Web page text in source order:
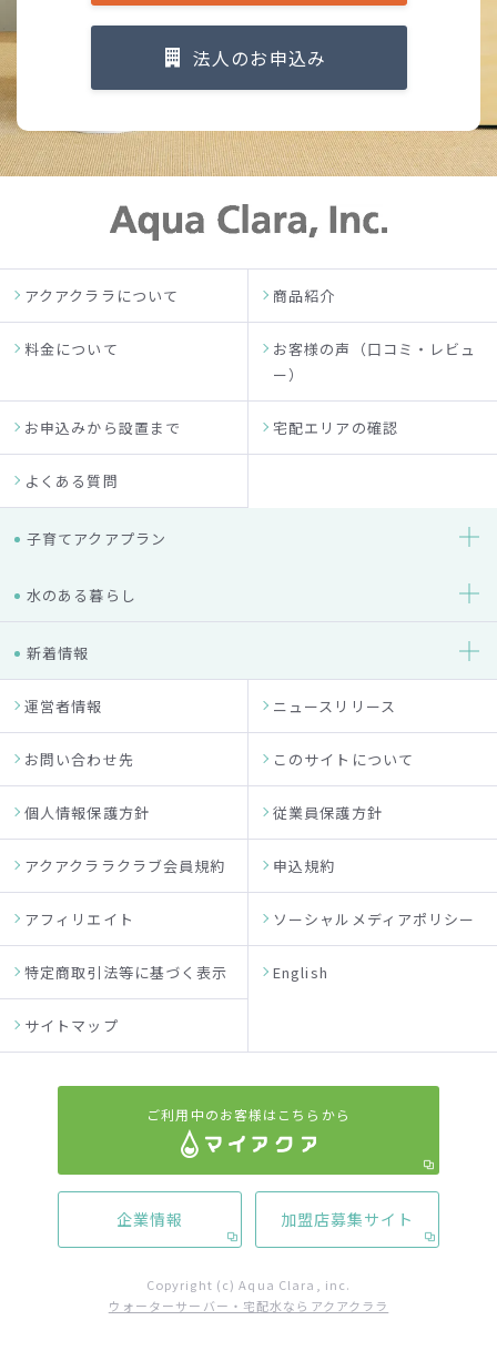
法人のお申込み
アクアクララについて 商品紹介
料金について
お客様の声（口コミ・レビュ
ー）
お申込みから設置まで 宅配エリアの確認
よくある質問
子育てアクアプラン
水のある暮らし
新着情報
運営者情報 ニュースリリース
お問い合わせ先 このサイトについて
個人情報保護方針 従業員保護方針
アクアクララクラブ会員規約 申込規約
アフィリエイト ソーシャルメディアポリシー
特定商取引法等に基づく表示 English
サイトマップ
ご利用中のお客様はこちらから
企業情報 加盟店募集サイト
Copyright (c) Aqua Clara, inc.
ウォーターサーバー・宅配水ならアクアクララ